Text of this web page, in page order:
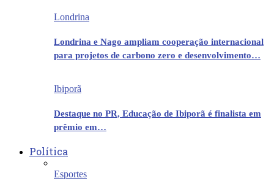
Londrina
Londrina e Nago ampliam cooperação internacional
para projetos de carbono zero e desenvolvimento…
Ibiporã
Destaque no PR, Educação de Ibiporã é finalista em
prêmio em…
Política
Esportes